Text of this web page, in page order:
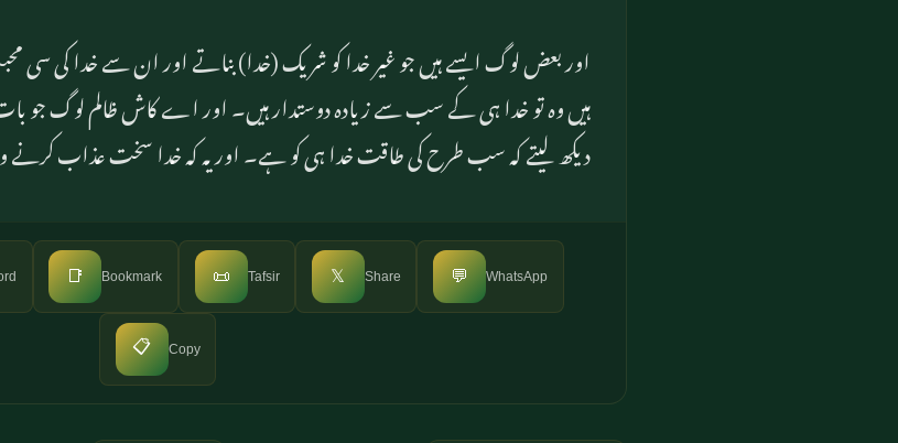
اور بعض لوگ ایسے ہیں جو غیر خدا کو شریک (خدا) بناتے اور ان سے خدا کی سی
ہیں وہ تو خدا ہی کے سب سے زیادہ دوستدار ہیں۔ اور اے کاش ظالم لوگ
دیکھ لیتے کہ سب طرح کی طاقت خدا ہی کو ہے۔ اور یہ کہ خدا سخت عذاب کرنے
📑 Bookmark 📜 Tafsir 𝕏 Share 💬 WhatsApp
📋 Copy